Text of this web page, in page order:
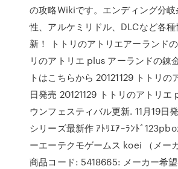
の攻略Wikiです。エンディング分
性、アルケミリドル、DLCなど各
新！ トトリのアトリエアーランド
リのアトリエ plus アーランドの錬
トはこちらから 20121129 トトリ
日発売 20121129 トトリのアトリ
ウンフェスティバル更新. 11月19日
シリーズ最新作 ｱﾄﾘｴｱｰﾗﾝﾄﾞ
ーエーテクモゲームス koei （メー
商品コード: 5418665: メーカー希